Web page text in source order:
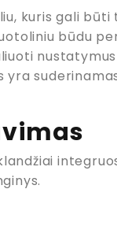
kuris gali
būdu per